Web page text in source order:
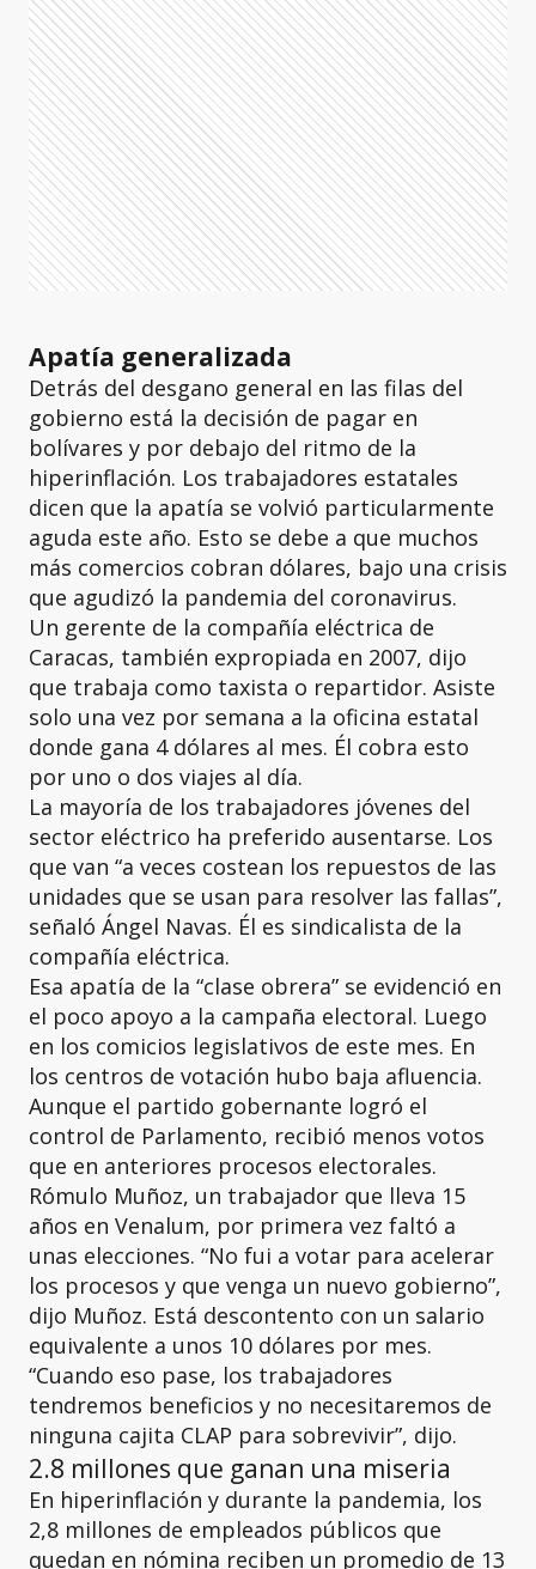
Apatía generalizada
Detrás del desgano general en las filas del
gobierno está la decisión de pagar en
bolívares y por debajo del ritmo de la
hiperinflación. Los trabajadores estatales
dicen que la apatía se volvió particularmente
aguda este año. Esto se debe a que muchos
más comercios cobran dólares, bajo una crisis
que agudizó la pandemia del coronavirus.
Un gerente de la compañía eléctrica de
Caracas, también expropiada en 2007, dijo
que trabaja como taxista o repartidor. Asiste
solo una vez por semana a la oficina estatal
donde gana 4 dólares al mes. Él cobra esto
por uno o dos viajes al día.
La mayoría de los trabajadores jóvenes del
sector eléctrico ha preferido ausentarse. Los
que van “a veces costean los repuestos de las
unidades que se usan para resolver las fallas”,
señaló Ángel Navas. Él es sindicalista de la
compañía eléctrica.
Esa apatía de la “clase obrera” se evidenció en
el poco apoyo a la campaña electoral. Luego
en los comicios legislativos de este mes. En
los centros de votación hubo baja afluencia.
Aunque el partido gobernante logró el
control de Parlamento, recibió menos votos
que en anteriores procesos electorales.
Rómulo Muñoz, un trabajador que lleva 15
años en Venalum, por primera vez faltó a
unas elecciones. “No fui a votar para acelerar
los procesos y que venga un nuevo gobierno”,
dijo Muñoz. Está descontento con un salario
equivalente a unos 10 dólares por mes.
“Cuando eso pase, los trabajadores
tendremos beneficios y no necesitaremos de
ninguna cajita CLAP para sobrevivir”, dijo.
2.8 millones que ganan una miseria
En hiperinflación y durante la pandemia, los
2,8 millones de empleados públicos que
quedan en nómina reciben un promedio de 13